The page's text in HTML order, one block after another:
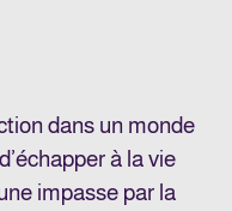
dans un monde
à la vie
impasse par la